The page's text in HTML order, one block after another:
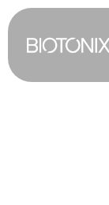
al
contenuto